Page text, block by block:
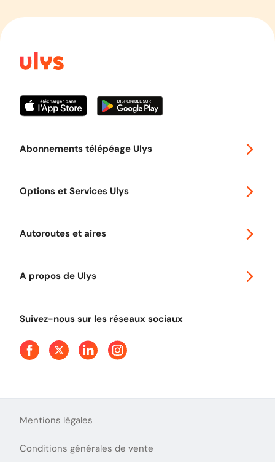
Abonnements télépéage Ulys
Options et Services Ulys
Autoroutes et aires
A propos de Ulys
Presse
Suivez-nous sur les réseaux sociaux
Mentions légales
Conditions générales de vente